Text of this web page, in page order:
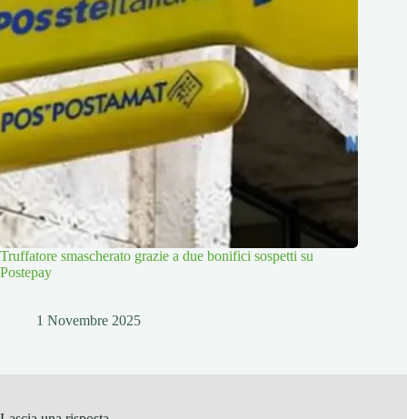
Truffatore smascherato grazie a due bonifici sospetti su
Postepay
1 Novembre 2025